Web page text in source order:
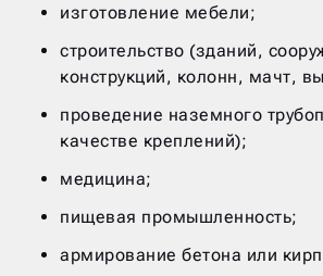
изготовление мебели;
строительство (зданий,
конструкций, колонн, мачт,
проведение наземного
качестве креплений);
медицина;
пищевая промышленность;
армирование бетона или